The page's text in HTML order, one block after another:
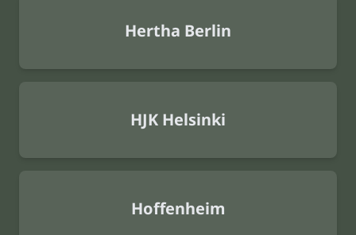
Hertha Berlin
HJK Helsinki
Hoffenheim